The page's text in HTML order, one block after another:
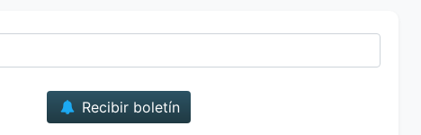
Recibir boletín